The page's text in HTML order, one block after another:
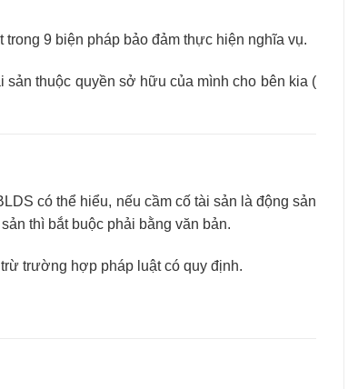
9 biện pháp bảo đảm thực hiện nghĩa vụ.
thuộc quyền sở hữu của mình cho bên kia (
có thể hiểu, nếu cầm cố tài sản là động sản
thì bắt buộc phải bằng văn bản.
trường hợp pháp luật có quy định.